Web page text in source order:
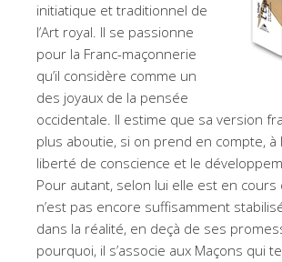
initiatique et traditionnel de
l’Art royal. Il se passionne
pour la Franc-maçonnerie
qu’il considère comme un
des joyaux de la pensée
occidentale. Il estime que sa version
plus aboutie, si on prend en compte, à
liberté de conscience et le
Pour autant, selon lui elle est en cours
n’est pas encore suffisamment
dans la réalité, en deçà de ses
pourquoi, il s’associe aux Maçons qui